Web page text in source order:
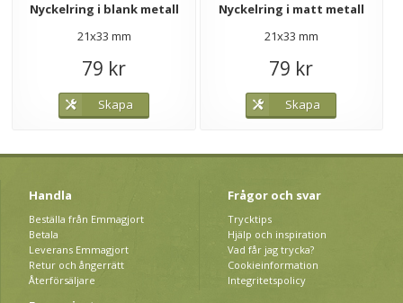
Nyckelring i blank metall
21x33 mm
79 kr
Skapa
Nyckelring i matt metall
21x33 mm
79 kr
Skapa
Handla
Beställa från Emmagjort
Betala
Leverans Emmagjort
Retur och ångerrätt
Återförsäljare
Frågor och svar
Trycktips
Hjälp och inspiration
Vad får jag trycka?
Cookieinformation
Integritetspolicy